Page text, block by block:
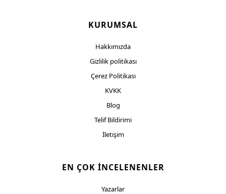
KURUMSAL
Hakkımızda
Gizlilik politikası
Çerez Politikası
KVKK
Blog
Telif Bildirimi
İletişim
EN ÇOK İNCELENENLER
Yazarlar